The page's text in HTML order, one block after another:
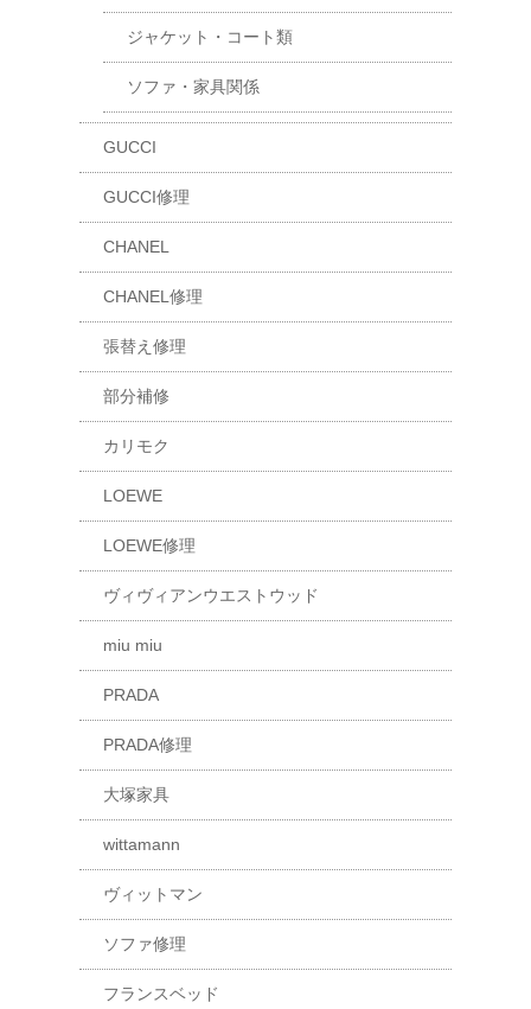
ジャケット・コート類
ソファ・家具関係
GUCCI
GUCCI修理
CHANEL
CHANEL修理
張替え修理
部分補修
カリモク
LOEWE
LOEWE修理
ヴィヴィアンウエストウッド
miu miu
PRADA
PRADA修理
大塚家具
wittamann
ヴィットマン
ソファ修理
フランスベッド